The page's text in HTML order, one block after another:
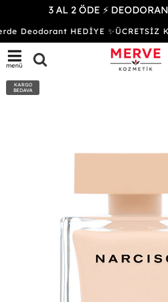
3 AL 2 ÖDE ⚡
Deodorant HEDİYE ✨ÜCRETSİZ
menü
KARGO
BEDAVA